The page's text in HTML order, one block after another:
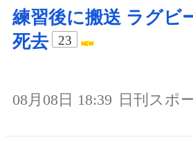
練習後に搬送 ラグビ
死去
23
08月08日 18:39 日刊スポ